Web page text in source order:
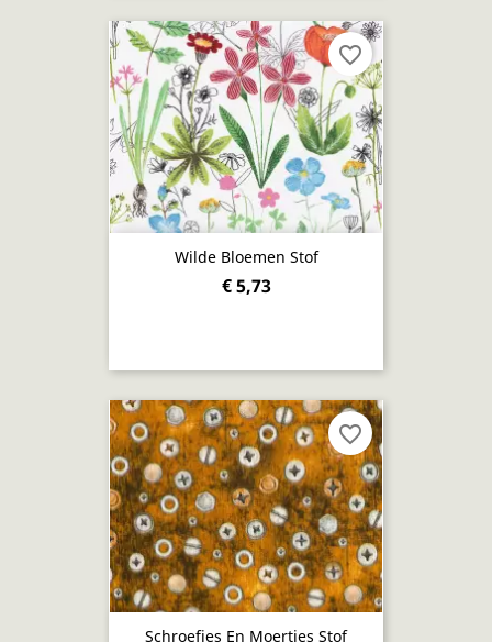
Wilde Bloemen Stof
€ 5,73
favorite_border
Schroefjes En Moertjes Stof
favorite_border